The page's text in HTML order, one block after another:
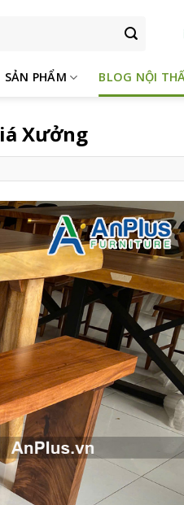
SẢN PHẨM BLOG NỘI
Xưởng